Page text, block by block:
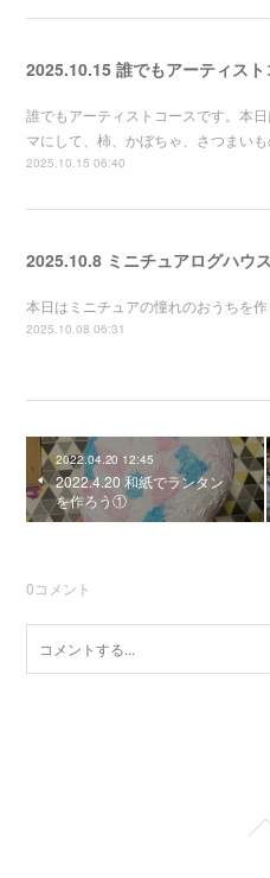
2025.10.15 誰でもアーティスト
誰でもアーティストコースです。本
マにして、柿、かぼちゃ、さつまい
2025.10.15 06:40
2025.10.8 ミニチュアログハウ
本日はミニチュアの憧れのおうちを
2025.10.08 06:31
2022.04.20 12:45
2022.4.20 和紙でランタン
を作ろう①
0コメント